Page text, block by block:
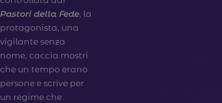
Pastori della Fede, la
protagonista, una
vigilante senza
nome, caccia mostri
che un tempo erano
persone e scrive per
un regime che